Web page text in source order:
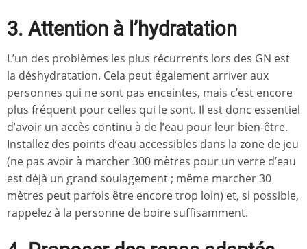
3. Attention à l’hydratation
L’un des problèmes les plus récurrents lors des GN est
la déshydratation. Cela peut également arriver aux
personnes qui ne sont pas enceintes, mais c’est encore
plus fréquent pour celles qui le sont. Il est donc essentiel
d’avoir un accès continu à de l’eau pour leur bien-être.
Installez des points d’eau accessibles dans la zone de jeu
(ne pas avoir à marcher 300 mètres pour un verre d’eau
est déjà un grand soulagement ; même marcher 30
mètres peut parfois être encore trop loin) et, si possible,
rappelez à la personne de boire suffisamment.